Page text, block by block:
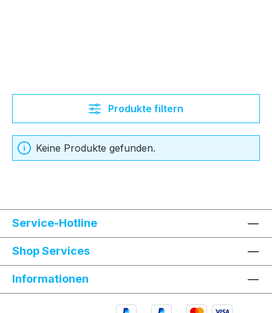
Produkte filtern
Keine Produkte gefunden.
Service-Hotline
Shop Services
Informationen